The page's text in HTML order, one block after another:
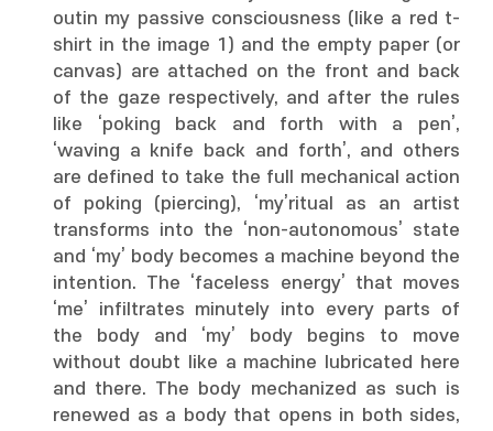
outin my passive consciousness (like a red t-
shirt in the image 1) and the empty paper (or
canvas) are attached on the front and back
of the gaze respectively, and after the rules
like ‘poking back and forth with a pen’,
‘waving a knife back and forth’, and others
are defined to take the full mechanical action
of poking (piercing), ‘my’ritual as an artist
transforms into the ‘non-autonomous’ state
and ‘my’ body becomes a machine beyond the
intention. The ‘faceless energy’ that moves
‘me’ infiltrates minutely into every parts of
the body and ‘my’ body begins to move
without doubt like a machine lubricated here
and there. The body mechanized as such is
renewed as a body that opens in both sides,